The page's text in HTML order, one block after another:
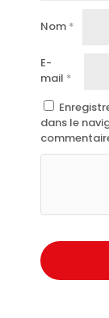
Nom *
E-
mail *
dans le